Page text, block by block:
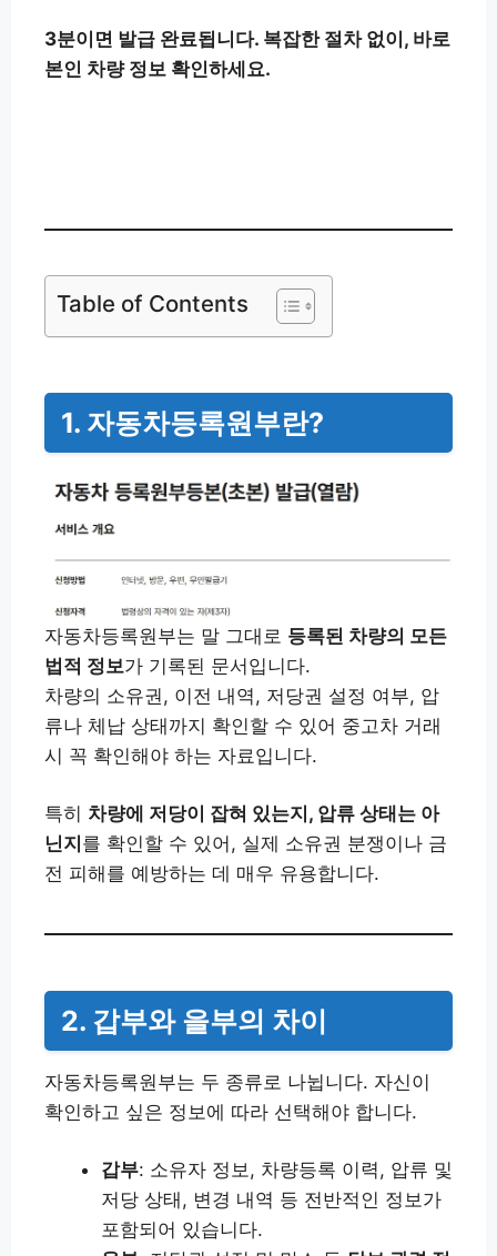
3분이면 발급 완료됩니다. 복잡한 절차 없이, 바로
본인 차량 정보 확인하세요.
Table of Contents
1. 자동차등록원부란?
자동차등록원부는 말 그대로 등록된 차량의 모든
법적 정보가 기록된 문서입니다.
차량의 소유권, 이전 내역, 저당권 설정 여부, 압
류나 체납 상태까지 확인할 수 있어 중고차 거래
시 꼭 확인해야 하는 자료입니다.
특히 차량에 저당이 잡혀 있는지, 압류 상태는 아
닌지를 확인할 수 있어, 실제 소유권 분쟁이나 금
전 피해를 예방하는 데 매우 유용합니다.
2. 갑부와 을부의 차이
자동차등록원부는 두 종류로 나뉩니다. 자신이
확인하고 싶은 정보에 따라 선택해야 합니다.
갑부: 소유자 정보, 차량등록 이력, 압류 및
저당 상태, 변경 내역 등 전반적인 정보가
포함되어 있습니다.